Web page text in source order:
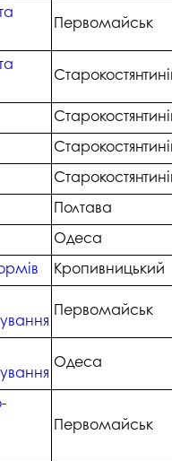
Первомайськ
Полтава
Одеса
Кропивницький
Первомайськ
Одеса
Первомайськ